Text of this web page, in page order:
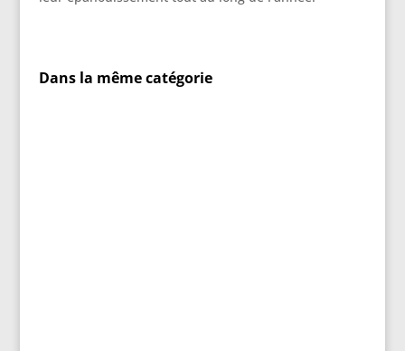
Dans la même catégorie